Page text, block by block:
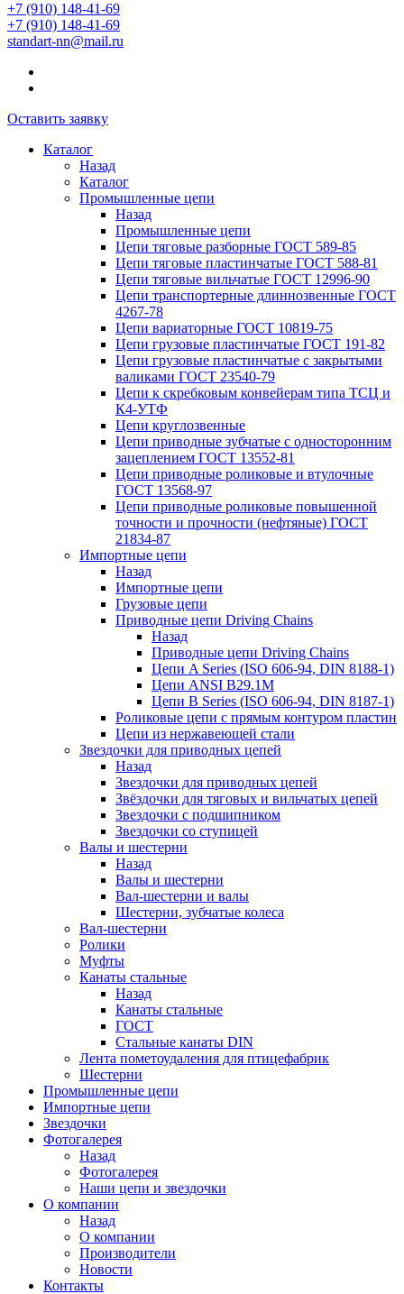
+7 (910) 148-41-69
+7 (910) 148-41-69
standart-nn@mail.ru
Оставить заявку
Каталог
Назад
Каталог
Промышленные цепи
Назад
Промышленные цепи
Цепи тяговые разборные ГОСТ 589-85
Цепи тяговые пластинчатые ГОСТ 588-81
Цепи тяговые вильчатые ГОСТ 12996-90
Цепи транспортерные длиннозвенные ГОСТ
4267-78
Цепи вариаторные ГОСТ 10819-75
Цепи грузовые пластинчатые ГОСТ 191-82
Цепи грузовые пластинчатые с закрытыми
валиками ГОСТ 23540-79
Цепи к скребковым конвейерам типа ТСЦ и
К4-УТФ
Цепи круглозвенные
Цепи приводные зубчатые с односторонним
зацеплением ГОСТ 13552-81
Цепи приводные роликовые и втулочные
ГОСТ 13568-97
Цепи приводные роликовые повышенной
точности и прочности (нефтяные) ГОСТ
21834-87
Импортные цепи
Назад
Импортные цепи
Грузовые цепи
Приводные цепи Driving Chains
Назад
Приводные цепи Driving Chains
Цепи A Series (ISO 606-94, DIN 8188-1)
Цепи ANSI B29.1M
Цепи B Series (ISO 606-94, DIN 8187-1)
Роликовые цепи с прямым контуром пластин
Цепи из нержавеющей стали
Звездочки для приводных цепей
Назад
Звездочки для приводных цепей
Звёздочки для тяговых и вильчатых цепей
Звездочки с подшипником
Звездочки со ступицей
Валы и шестерни
Назад
Валы и шестерни
Вал-шестерни и валы
Шестерни, зубчатые колеса
Вал-шестерни
Ролики
Муфты
Канаты стальные
Назад
Канаты стальные
ГОСТ
Стальные канаты DIN
Лента пометоудаления для птицефабрик
Шестерни
Промышленные цепи
Импортные цепи
Звездочки
Фотогалерея
Назад
Фотогалерея
Наши цепи и звездочки
О компании
Назад
О компании
Производители
Новости
Контакты